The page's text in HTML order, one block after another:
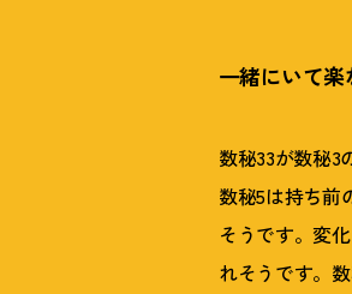
一緒にいて楽
数秘33が数秘3
数秘5は持ち前
そうです。変
れそうです。